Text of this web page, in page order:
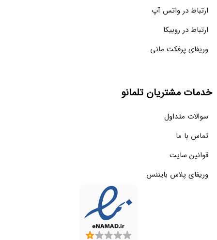
ارتباط در واتس آپ
ارتباط در روبیکا
وریفای پرفکت مانی
خدمات مشتریان تلمانو
سوالات متداول
تماس با ما
قوانین سایت
وریفای پلاس بایننس